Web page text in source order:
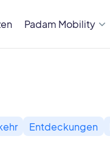
Padam Mobility
Entdeckungen